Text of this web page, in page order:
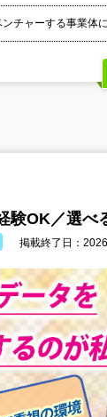
チャーする事業体に
験OK／選べ
掲載終了日：